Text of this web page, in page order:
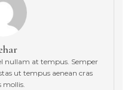
nullam at tempus. Semper
ut tempus aenean cras
mollis.